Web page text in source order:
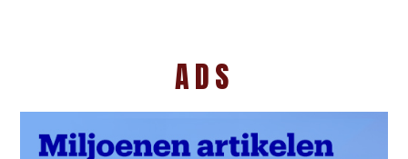
ADS